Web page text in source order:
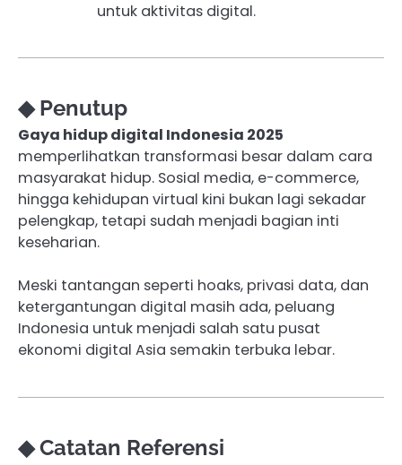
untuk aktivitas digital.
◆ Penutup
Gaya hidup digital Indonesia 2025
memperlihatkan transformasi besar dalam cara
masyarakat hidup. Sosial media, e-commerce,
hingga kehidupan virtual kini bukan lagi sekadar
pelengkap, tetapi sudah menjadi bagian inti
keseharian.
Meski tantangan seperti hoaks, privasi data, dan
ketergantungan digital masih ada, peluang
Indonesia untuk menjadi salah satu pusat
ekonomi digital Asia semakin terbuka lebar.
◆ Catatan Referensi